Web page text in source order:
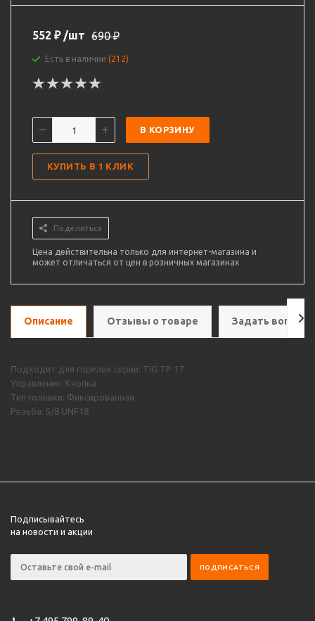
552 ₽ /шт 690₽
Есть в наличии (212)
В КОРЗИНУ
КУПИТЬ В 1 КЛИК
Поделиться
Цена действительна только для интернет-магазина и
может отличаться от цен в розничных магазинах
Описание Отзывы о товаре Задать вопрос
Подходит для горелок серии: TIG TP 17
Управление: Кнопка
Тип головки: Фиксированная
Резьба: 5/8 UNF18
Подписывайтесь
на новости и акции